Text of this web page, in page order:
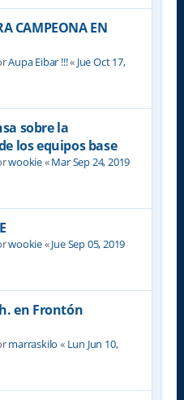
CAMPEONA EN
Aupa Eibar !!!« Jue Oct 17,
sobre la
los equipos base
wookie«Mar Sep 24, 2019
wookie«Jue Sep 05, 2019
en Frontón
marraskilo « Lun Jun 10,